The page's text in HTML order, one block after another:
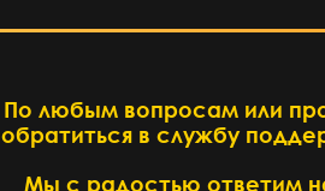
По любым вопросам или
обратиться в службу
Мы с радостью ответим